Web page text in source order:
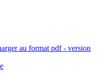
au format pdf - version